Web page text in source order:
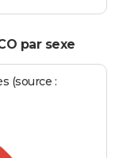
par sexe
(source :